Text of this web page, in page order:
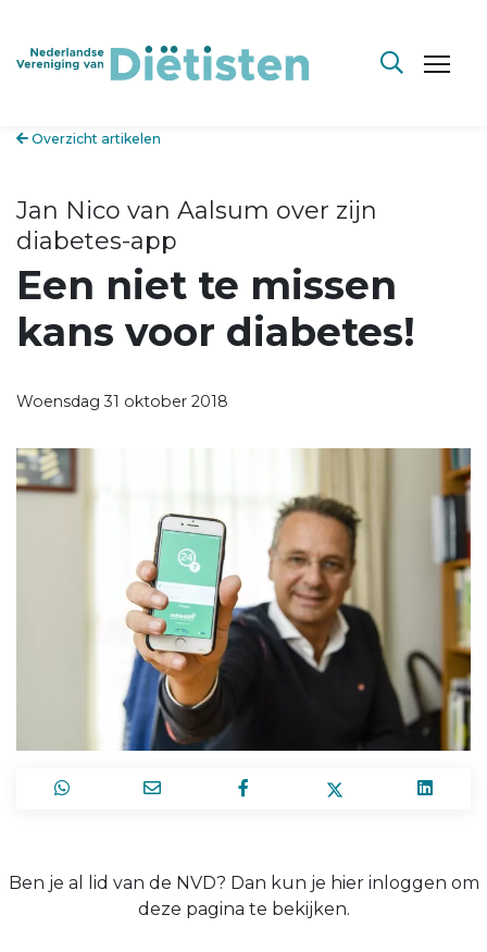
Overzicht artikelen
Jan Nico van Aalsum over zijn
diabetes-app
Een niet te missen
kans voor diabetes!
Woensdag 31 oktober 2018
Ben je al lid van de NVD? Dan kun je hier inloggen om
deze pagina te bekijken.